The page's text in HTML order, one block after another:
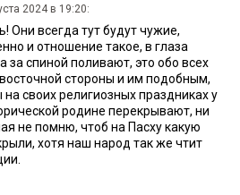
2024 в 19:20:
Они всегда тут будут чужие,
и отношение такое, в глаза
за спиной поливают, это обо всех
стороны и им подобным,
на своих религиозных праздниках у
родине перекрывают, ни
не помню, чтоб на Пасху какую
хотя наш народ так же чтит